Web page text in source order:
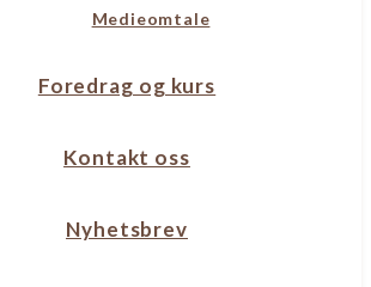
Medieomtale
Foredrag og kurs
Kontakt oss
Nyhetsbrev